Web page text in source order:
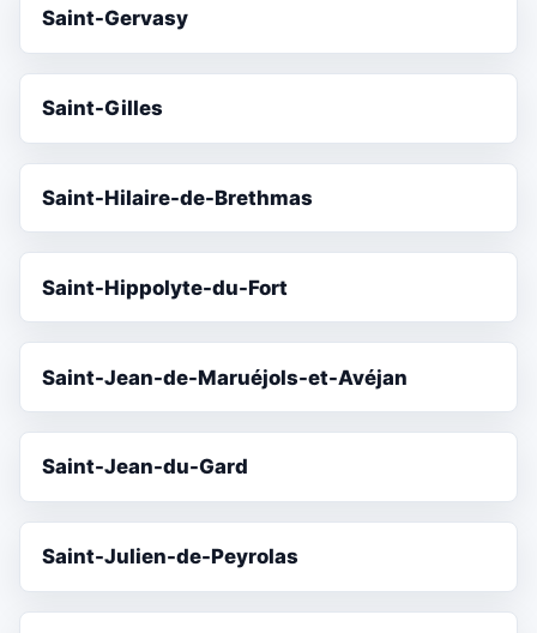
Saint-Gervasy
Saint-Gilles
Saint-Hilaire-de-Brethmas
Saint-Hippolyte-du-Fort
Saint-Jean-de-Maruéjols-et-Avéjan
Saint-Jean-du-Gard
Saint-Julien-de-Peyrolas